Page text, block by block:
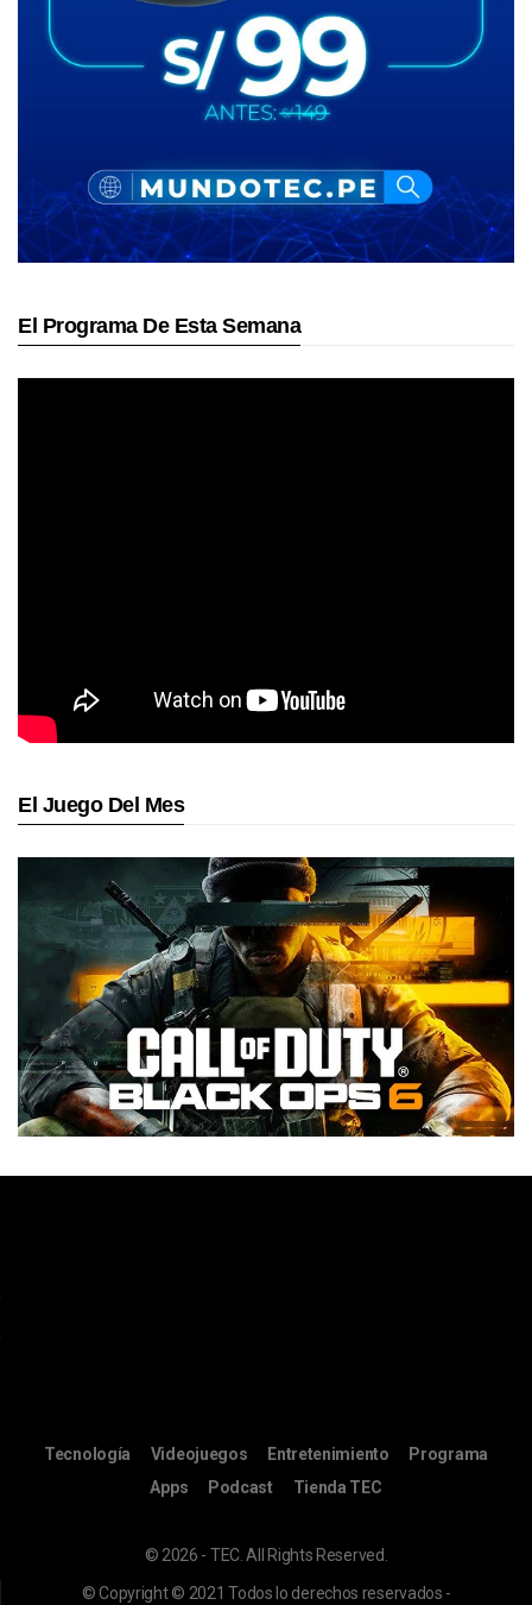
El Programa De Esta Semana
El Juego Del Mes
Tecnología Videojuegos Entretenimiento
Programa
Apps
Podcast Tienda TEC
© 2026 - TEC. All Rights Reserved.
© Copyright © 2021 Todos lo derechos reservados -